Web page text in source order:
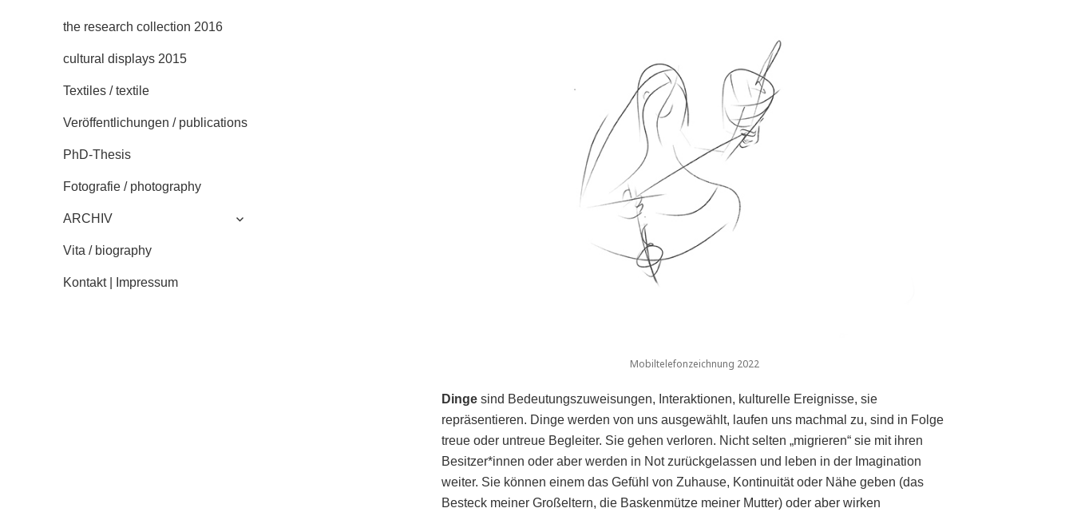
the research collection 2016
cultural displays 2015
Textiles / textile
Veröffentlichungen / publications
PhD-Thesis
Fotografie / photography
ARCHIV
anzeigen
Vita / biography
Kontakt | Impressum
Mobiltelefonzeichnung 2022
Dingesind Bedeutungszuweisungen, Interaktionen, kulturelle Ereignisse, sie
repräsentieren. Dinge werden von uns ausgewählt, laufen uns machmal zu, sind in Folge
treue oder untreue Begleiter. Sie gehen verloren. Nicht selten „migrieren“ sie mit ihren
Besitzer*innen oder aber werden in Not zurückgelassen und leben in der Imagination
weiter. Sie können einem das Gefühl von Zuhause, Kontinuität oder Nähe geben (das
Besteck meiner Großeltern, die Baskenmütze meiner Mutter) oder aber wirken